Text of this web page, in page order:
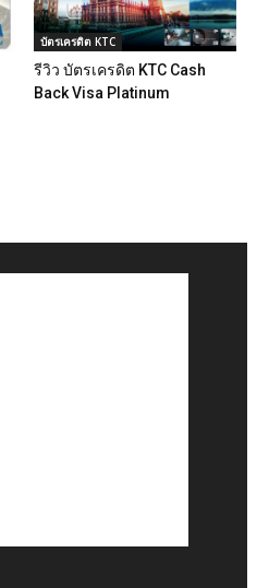
บัตรเครดิต KTC
รีวิว บัตรเครดิต KTC Cash
Back Visa Platinum